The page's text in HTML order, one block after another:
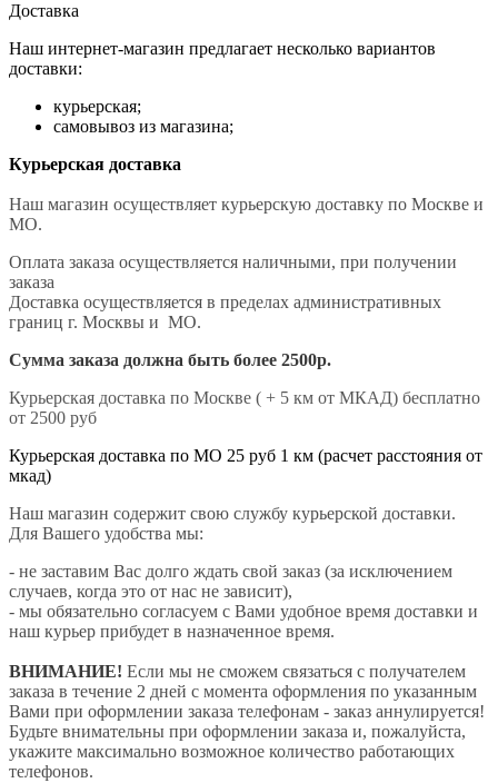
Доставка
Наш интернет-магазин предлагает несколько вариантов
доставки:
курьерская;
самовывоз из магазина;
Курьерская доставка
Наш магазин осуществляет курьерскую доставку по Москве и
МО.
Оплата заказа осуществляется наличными, при получении
заказа
Доставка осуществляется в пределах административных
границ г. Москвы и МО.
Сумма заказа должна быть более 2500р.
Курьерская доставка по Москве ( + 5 км от МКАД) бесплатно
от 2500 руб
Курьерская доставка по МО 25 руб 1 км (расчет расстояния от
мкад)
Наш магазин содержит свою службу курьерской доставки.
Для Вашего удобства мы:
- не заставим Вас долго ждать свой заказ (за исключением
случаев, когда это от нас не зависит),
- мы обязательно согласуем с Вами удобное время доставки и
наш курьер прибудет в назначенное время.
ВНИМАНИЕ! Если мы не сможем связаться с получателем
заказа в течение 2 дней с момента оформления по указанным
Вами при оформлении заказа телефонам - заказ аннулируется!
Будьте внимательны при оформлении заказа и, пожалуйста,
укажите максимально возможное количество работающих
телефонов.